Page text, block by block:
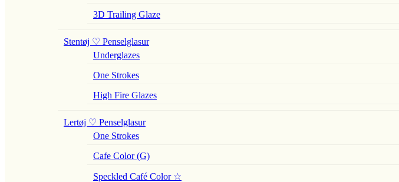
3D Trailing Glaze
Stentøj ♡ Penselglasur
Underglazes
One Strokes
High Fire Glazes
Lertøj ♡ Penselglasur
One Strokes
Cafe Color (G)
Speckled Café Color ☆